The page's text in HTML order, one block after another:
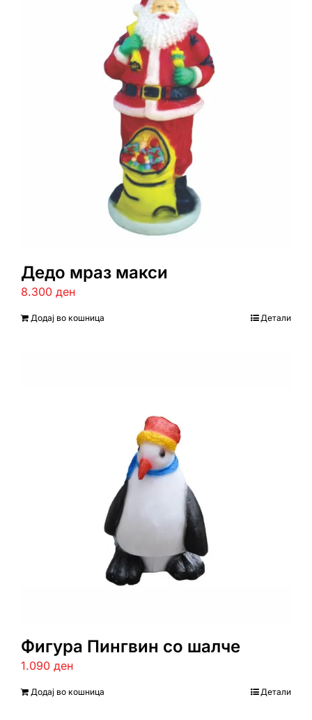
Дедо мраз макси
8.300 ден
Додај во кошница Детали
Фигура Пингвин со шалче
1.090 ден
Додај во кошница Детали